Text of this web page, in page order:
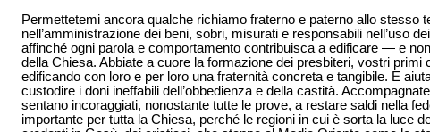
Permettetemi ancora qualche richiamo fraterno e paterno allo stesso
nell’amministrazione dei beni, sobri, misurati e responsabili nell’uso dei
affinché ogni parola e comportamento contribuisca a edificare — e
della Chiesa. Abbiate a cuore la formazione dei presbiteri, vostri
edificando con loro e per loro una fraternità concreta e tangibile. E
custodire i doni ineffabili dell’obbedienza e della castità.
sentano incoraggiati, nonostante tutte le prove, a restare saldi nella
importante per tutta la Chiesa, perché le regioni in cui è sorta la luce